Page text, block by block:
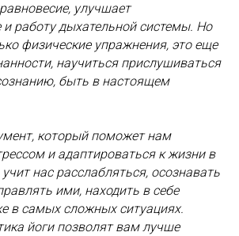
улучшает
работу дыхательной системы. Но
физические упражнения, это еще
научиться прислушиваться
быть в настоящем
который поможет нам
и адаптироваться к жизни в
нас расслабляться, осознавать
ими, находить в себе
в самых сложных ситуациях.
йоги позволят вам лучше